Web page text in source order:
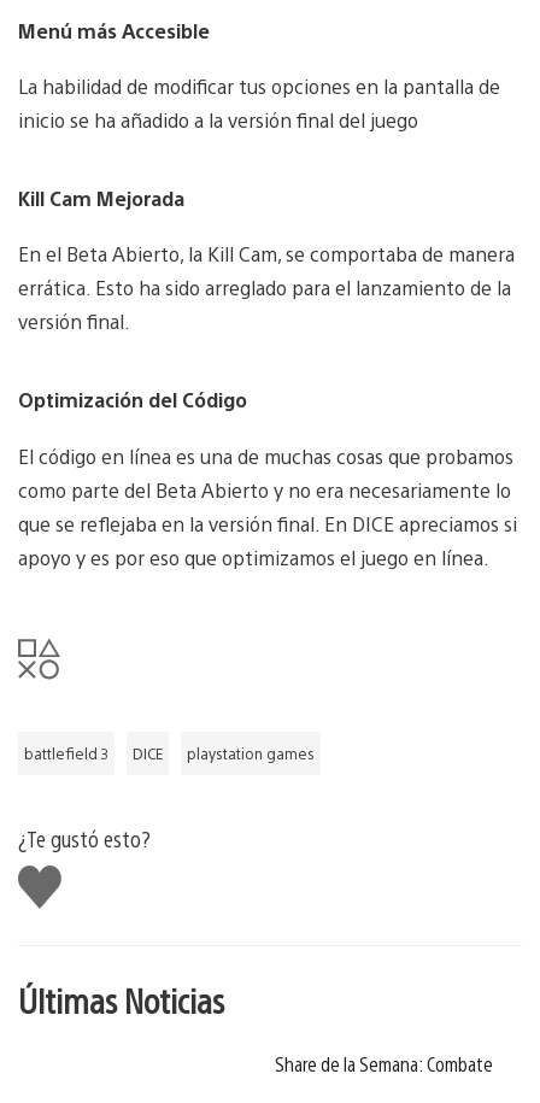
Menú más Accesible
La habilidad de modificar tus opciones en la pantalla de
inicio se ha añadido a la versión final del juego
Kill Cam Mejorada
En el Beta Abierto, la Kill Cam, se comportaba de manera
errática. Esto ha sido arreglado para el lanzamiento de la
versión final.
Optimización del Código
El código en línea es una de muchas cosas que probamos
como parte del Beta Abierto y no era necesariamente lo
que se reflejaba en la versión final. En DICE apreciamos si
apoyo y es por eso que optimizamos el juego en línea.
battlefield 3 DICE playstation games
¿Te gustó esto?
Me
gusta
Últimas Noticias
Share de la Semana: Combate